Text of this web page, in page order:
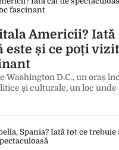
Americii? Iată
este și ce poți
Washington D.C., un oraș
și culturale, un loc unde